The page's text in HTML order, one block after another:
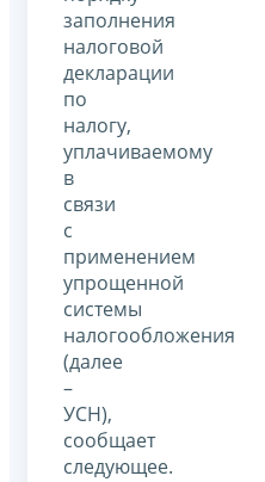
заполнения
налоговой
декларации
по
налогу,
уплачиваемому
в
связи
с
применением
упрощенной
системы
налогообложения
(далее
–
УСН),
сообщает
следующее.